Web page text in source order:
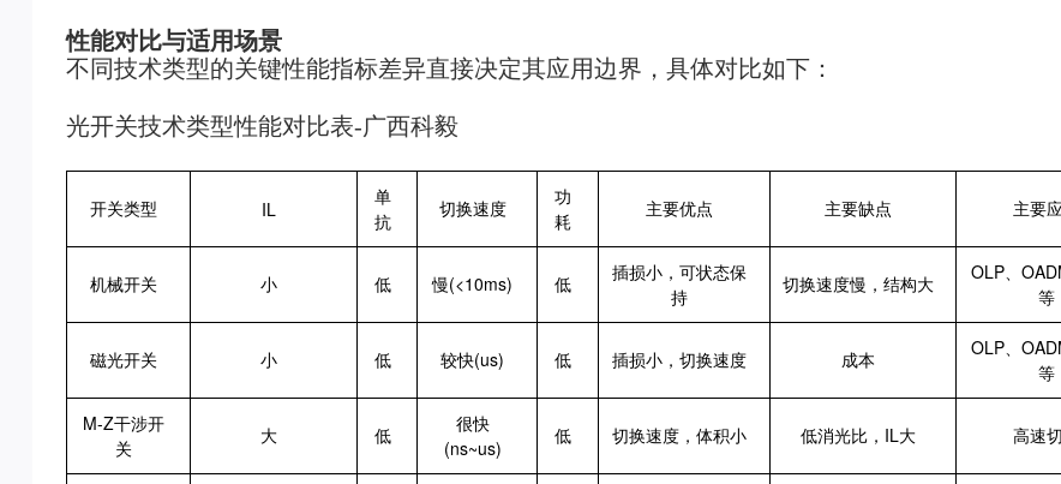
性能对比与适用场景
不同技术类型的关键性能指标差异直接决定其应用边界，具体对比如下：
光开关技术类型性能对比表-广西科毅
开关类型 IL
单
抗
切换速度
功
耗
主要优点 主要缺点 主要
机械开关 小 低 慢(<10ms) 低
插损小，可状态保
持
切换速度慢，结构大
OLP、
等
磁光开关 小 低 较快(us) 低 插损小，切换速度 成本
OLP、
等
M-Z干涉开
关
大 低
很快
(ns~us)
低 切换速度，体积小 低消光比，IL大 高速